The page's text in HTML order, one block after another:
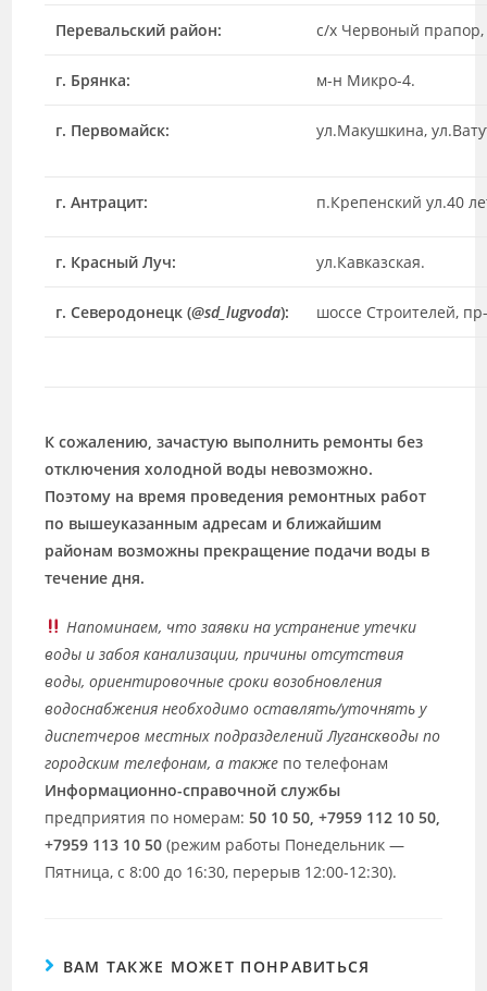
Перевальский район: с/х Червоный прапор,
г. Брянка: м-н Микро-4.
г. Первомайск: ул.Макушкина,
г. Антрацит: п.Крепенский ул.40
г. Красный Луч: ул.Кавказская.
г. Северодонецк (@sd_lugvoda): шоссе Строителей,
К сожалению, зачастую выполнить ремонты без
отключения холодной воды невозможно.
Поэтому на время проведения ремонтных работ
по вышеуказанным адресам и ближайшим
районам возможны прекращение подачи воды в
течение дня.
Напоминаем, чтозаявки на устранение утечки
воды и забоя канализации, причины отсутствия
воды, ориентировочные сроки возобновления
водоснабжения необходимо оставлять/уточнять у
диспетчеров местных подразделений Луганскводы по
городским телефонам, а также по телефонам
Информационно-справочной службы
предприятия по номерам:50 10 50, +7959 112 10 50,
+7959 113 10 50 (режим работы Понедельник —
Пятница, с 8:00 до 16:30, перерыв 12:00-12:30).
ВАМ ТАКЖЕ МОЖЕТ ПОНРАВИТЬСЯ